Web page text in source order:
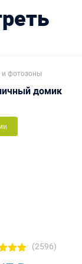
и фотозоны
домик
(2596)